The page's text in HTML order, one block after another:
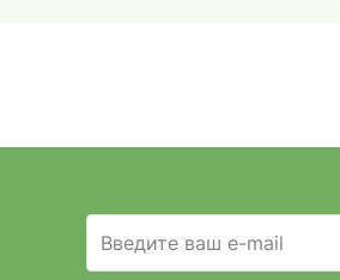
Введите ваш e-mail